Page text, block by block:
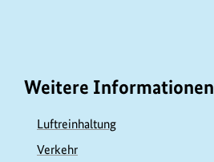
Weitere Informationen
Luftreinhaltung
Verkehr